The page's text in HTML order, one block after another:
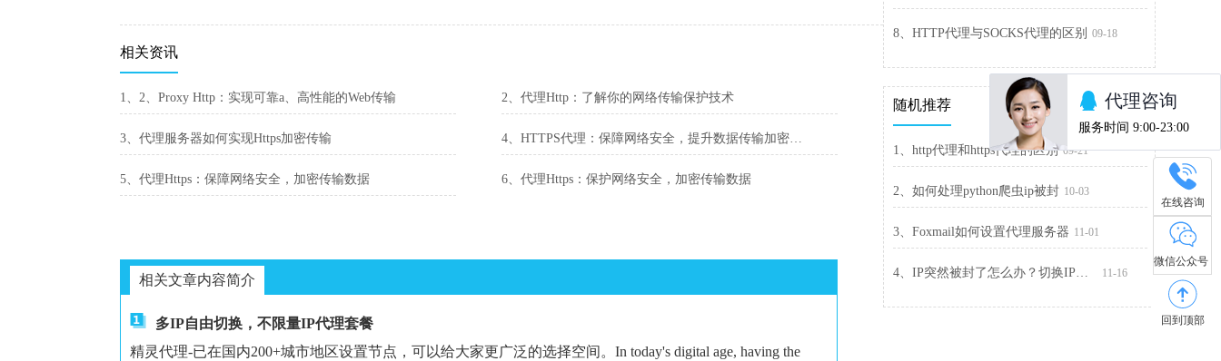
相关资讯
1、2、Proxy Http：实现可靠a、高性能的Web传输 2、代理Http：了解你的网络传输保护技术
3、代理服务器如何实现Https加密传输 4、HTTPS代理：保障网络安全，提升数据传输加密级别
5、代理Https：保障网络安全，加密传输数据 6、代理Https：保护网络安全，加密传输数据
相关文章内容简介
多IP自由切换，不限量IP代理套餐
精灵代理-已在国内200+城市地区设置节点，可以给大家更广泛的选择空间。In today's digital age, having the
8、HTTP代理与SOCKS代理的区别 09-18
随机推荐
1、http代理和https代理的区别 09-21
2、如何处理python爬虫ip被封 10-03
3、Foxmail如何设置代理服务器 11-01
4、IP突然被封了怎么办？切换IP解封最快 11-16
在线咨询
微信公众号
回到顶部